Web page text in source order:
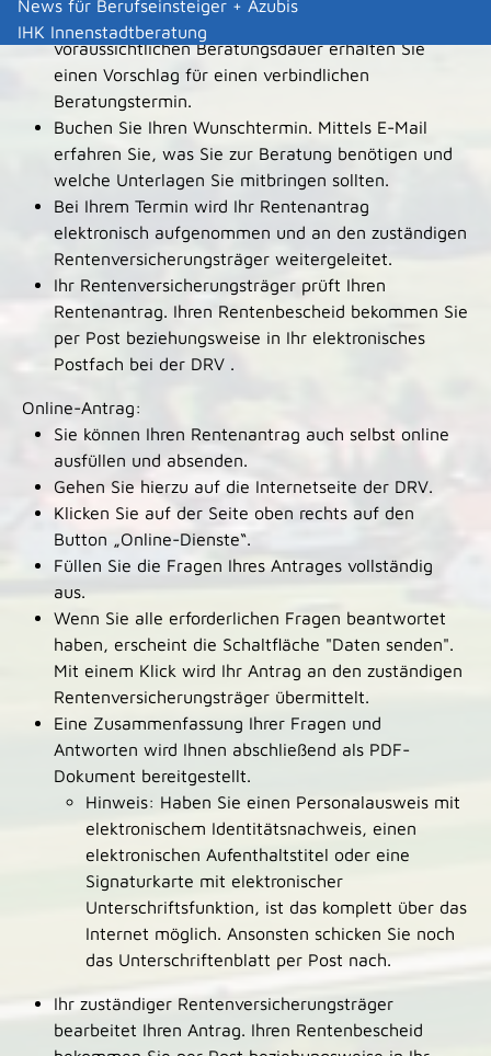
News für Berufseinsteiger + Azubis
IHK Innenstadtberatung
Je nach Verfügbarkeit freier Termine und der
voraussichtlichen Beratungsdauer erhalten Sie
einen Vorschlag für einen verbindlichen
Beratungstermin.
Buchen Sie Ihren Wunschtermin. Mittels E-Mail
erfahren Sie, was Sie zur Beratung benötigen und
welche Unterlagen Sie mitbringen sollten.
Bei Ihrem Termin wird Ihr Rentenantrag
elektronisch aufgenommen und an den zuständigen
Rentenversicherungsträger weitergeleitet.
Ihr Rentenversicherungsträger prüft Ihren
Rentenantrag. Ihren Rentenbescheid bekommen Sie
per Post beziehungsweise in Ihr elektronisches
Postfach bei der DRV .
Online-Antrag:
Sie können Ihren Rentenantrag auch selbst online
ausfüllen und absenden.
Gehen Sie hierzu auf die Internetseite der DRV.
Klicken Sie auf der Seite oben rechts auf den
Button „Online-Dienste“.
Füllen Sie die Fragen Ihres Antrages vollständig
aus.
Wenn Sie alle erforderlichen Fragen beantwortet
haben, erscheint die Schaltfläche "Daten senden".
Mit einem Klick wird Ihr Antrag an den zuständigen
Rentenversicherungsträger übermittelt.
Eine Zusammenfassung Ihrer Fragen und
Antworten wird Ihnen abschließend als PDF-
Dokument bereitgestellt.
Hinweis: Haben Sie einen Personalausweis mit
elektronischem Identitätsnachweis, einen
elektronischen Aufenthaltstitel oder eine
Signaturkarte mit elektronischer
Unterschriftsfunktion, ist das komplett über das
Internet möglich. Ansonsten schicken Sie noch
das Unterschriftenblatt per Post nach.
Ihr zuständiger Rentenversicherungsträger
bearbeitet Ihren Antrag. Ihren Rentenbescheid